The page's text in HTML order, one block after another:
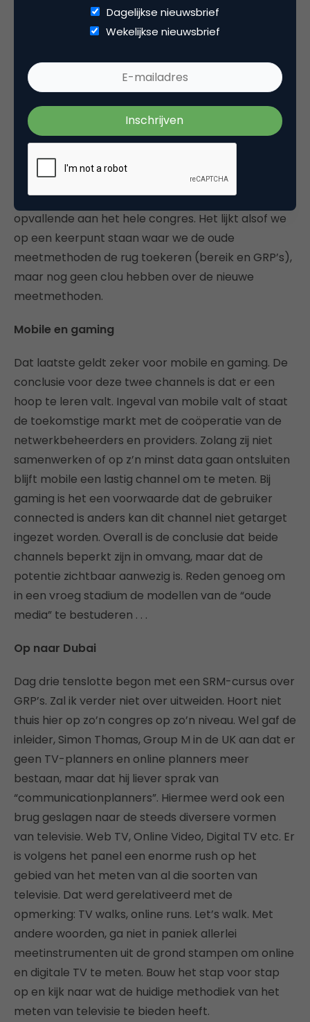
De discussie ontaardt wederom in sponsorpraatjes
proberen allemaal tegelijkertijd een antwoord te
geven op het Web 2.0-vraagstuk, maar ze slagen
er m.i. niet in. De zaal wordt achtergelaten met een
dubbel gevoel. Ja, er is wat aan de hand met die
moderne vorm van online consumptie, maar hoe
moeten we dat nou precies meten en in kaart
brengen? Niemand heeft daar vooralsnog een
helder antwoord op. Dat is in mijn opinie het meest
opvallende aan het hele congres. Het lijkt alsof we
op een keerpunt staan waar we de oude
meetmethoden de rug toekeren (bereik en GRP’s),
maar nog geen clou hebben over de nieuwe
meetmethoden.
Mobile en gaming
Dat laatste geldt zeker voor mobile en gaming. De
conclusie voor deze twee channels is dat er een
hoop te leren valt. Ingeval van mobile valt of staat
de toekomstige markt met de coöperatie van de
netwerkbeheerders en providers. Zolang zij niet
samenwerken of op z’n minst data gaan ontsluiten
blijft mobile een lastig channel om te meten. Bij
gaming is het een voorwaarde dat de gebruiker
connected is anders kan dit channel niet getarget
ingezet worden. Overall is de conclusie dat beide
channels beperkt zijn in omvang, maar dat de
potentie zichtbaar aanwezig is. Reden genoeg om
in een vroeg stadium de modellen van de “oude
media” te bestuderen . . .
Op naar Dubai
Dag drie tenslotte begon met een SRM-cursus over
GRP’s. Zal ik verder niet over uitweiden. Hoort niet
thuis hier op zo’n congres op zo’n niveau. Wel gaf de
inleider, Simon Thomas, Group M in de UK aan dat er
geen TV-planners en online planners meer
bestaan, maar dat hij liever sprak van
“communicationplanners”. Hiermee werd ook een
brug geslagen naar de steeds diversere vormen
van televisie. Web TV, Online Video, Digital TV etc. Er
is volgens het panel een enorme rush op het
gebied van het meten van al die soorten van
televisie. Dat werd gerelativeerd met de
opmerking: TV walks, online runs. Let’s walk. Met
andere woorden, ga niet in paniek allerlei
meetinstrumenten uit de grond stampen om online
en digitale TV te meten. Bouw het stap voor stap
op en kijk naar wat de huidige methodiek van het
meten van televisie te bieden heeft.
Dagelijkse nieuwsbrief
Wekelijkse nieuwsbrief